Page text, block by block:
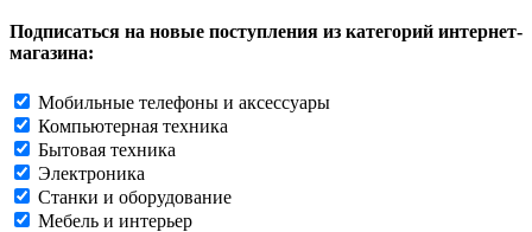
Подписаться на новые поступления из категорий интернет-
магазина:
Мобильные телефоны и аксессуары
Компьютерная техника
Бытовая техника
Электроника
Станки и оборудование
Мебель и интерьер